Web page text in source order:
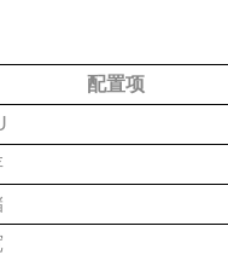
配置项